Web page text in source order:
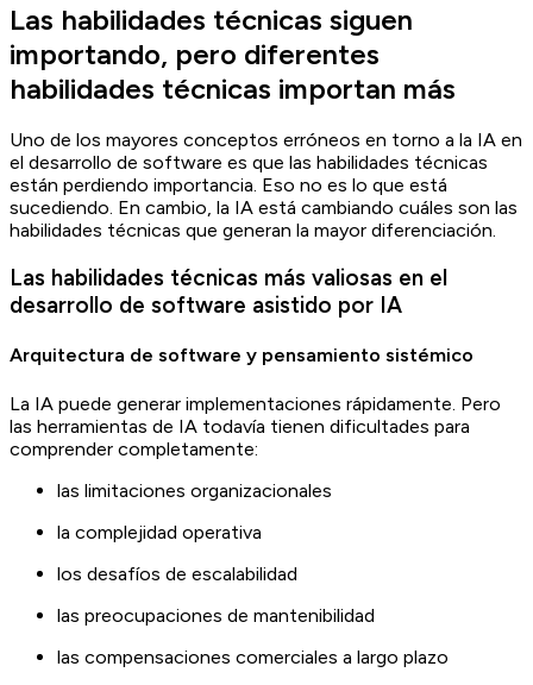
Las habilidades técnicas siguen
importando, pero diferentes
habilidades técnicas importan más
Uno de los mayores conceptos erróneos en torno a la IA en
el desarrollo de software es que las habilidades técnicas
están perdiendo importancia. Eso no es lo que está
sucediendo. En cambio, la IA está cambiando cuáles son las
habilidades técnicas que generan la mayor diferenciación.
Las habilidades técnicas más valiosas en el
desarrollo de software asistido por IA
Arquitectura de software y pensamiento sistémico
La IA puede generar implementaciones rápidamente. Pero
las herramientas de IA todavía tienen dificultades para
comprender completamente:
las limitaciones organizacionales
la complejidad operativa
los desafíos de escalabilidad
las preocupaciones de mantenibilidad
las compensaciones comerciales a largo plazo